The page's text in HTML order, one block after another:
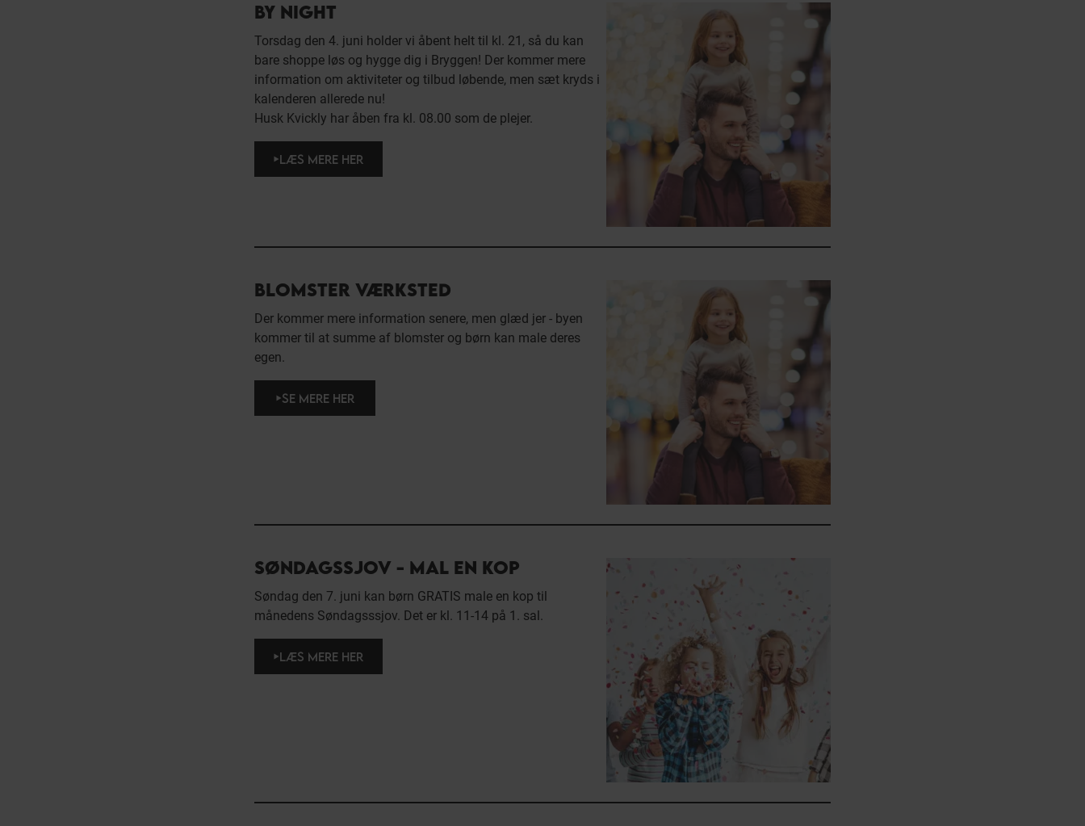
BY NIGHT
Torsdag den 4. juni holder vi åbent helt til kl. 21, så du kan
bare shoppe løs og hygge dig i Bryggen! Der kommer mere
information om aktiviteter og tilbud løbende, men sæt kryds i
kalenderen allerede nu!
Husk Kvickly har åben fra kl. 08.00 som de plejer.
LÆS MERE HER
BLOMSTER VÆRKSTED
Der kommer mere information senere, men glæd jer - byen
kommer til at summe af blomster og børn kan male deres
egen.
SE MERE HER
SØNDAGSSJOV - MAL EN KOP
Søndag den 7. juni kan børn GRATIS male en kop til
månedens Søndagsssjov. Det er kl. 11-14 på 1. sal.
LÆS MERE HER